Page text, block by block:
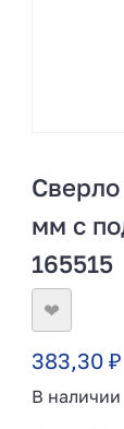
мм с
165515
❤
383,30 ₽
В наличии